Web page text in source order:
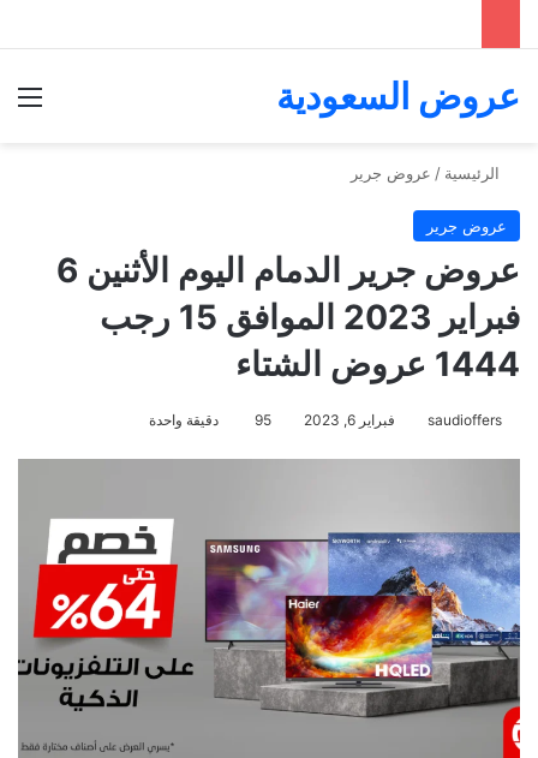
عروض السعودية
الرئيسية / عروض جرير
عروض جرير
عروض جرير الدمام اليوم الأثنين 6
فبراير 2023 الموافق 15 رجب
1444 عروض الشتاء
saudioffers فبراير 6, 2023 95 دقيقة واحدة